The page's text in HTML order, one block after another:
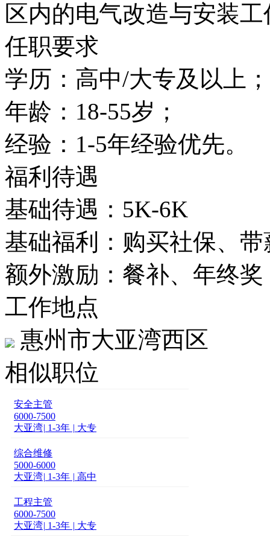
区内的电气改造与安装工
任职要求
学历：高中/大专及以上；
年龄：18-55岁；
经验：1-5年经验优先。
福利待遇
基础待遇：5K-6K
基础福利：购买社保、
额外激励：餐补、年终
工作地点
惠州市大亚湾西区
相似职位
安全主管
6000-7500
大亚湾| 1-3年 | 大专
综合维修
5000-6000
大亚湾| 1-3年 | 高中
工程主管
6000-7500
大亚湾| 1-3年 | 大专